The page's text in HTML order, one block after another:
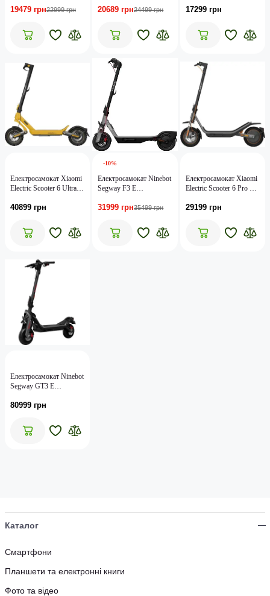
19479 грн22999 грн 20689 грн24499 грн 17299 грн
Електросамокат Xiaomi
Electric Scooter 6 Ultra
40899 грн
-10%
Електросамокат Ninebot
Segway F3 E
31999 грн35499 грн
Електросамокат Xiaomi
Electric Scooter 6 Pro GL
29199 грн
Електросамокат Ninebot
Segway GT3 E
80999 грн
Каталог
Смартфони
Планшети та електронні книги
Фото та відео